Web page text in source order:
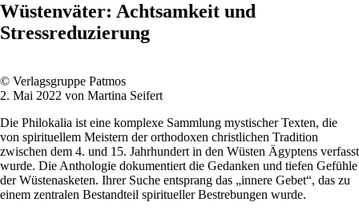
Wüstenväter: Achtsamkeit und
Stressreduzierung
© Verlagsgruppe Patmos
2. Mai 2022 von Martina Seifert
Die Philokalia ist eine komplexe Sammlung mystischer Texten, die
von spirituellem Meistern der orthodoxen christlichen Tradition
zwischen dem 4. und 15. Jahrhundert in den Wüsten Ägyptens verfasst
wurde. Die Anthologie dokumentiert die Gedanken und tiefen Gefühle
der Wüstenasketen. Ihrer Suche entsprang das „innere Gebet“, das zu
einem zentralen Bestandteil spiritueller Bestrebungen wurde.